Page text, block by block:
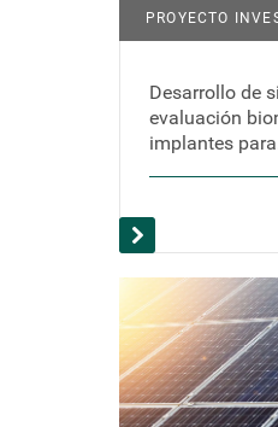
PROYECTO
Desarrollo de
evaluación
implantes